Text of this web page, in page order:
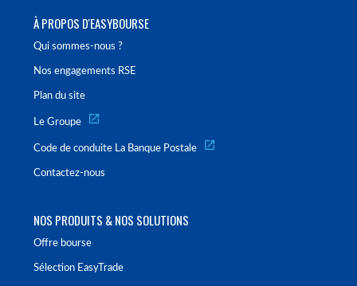
À PROPOS D'EASYBOURSE
Qui sommes-nous ?
Nos engagements RSE
Plan du site
Le Groupe
Code de conduite La Banque Postale
Contactez-nous
NOS PRODUITS & NOS SOLUTIONS
Offre bourse
Sélection EasyTrade